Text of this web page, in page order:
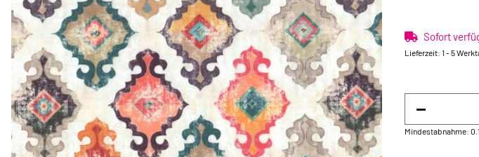
Sofort
Lieferzeit: 1 - 5
Mindestabnahme: